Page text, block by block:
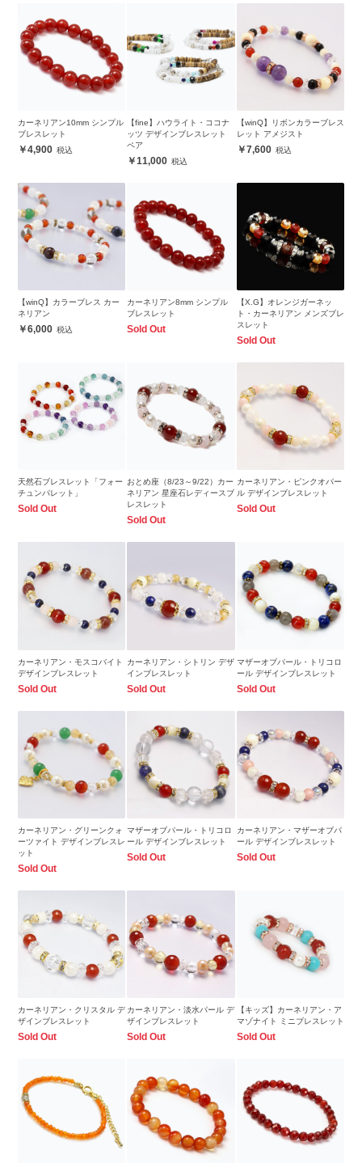
カーネリアン10mm シンプル
ブレスレット
4,900
【fine】ハウライト・ココナ
ッツ デザインブレスレット
ペア
11,000
【winQ】リボンカラーブレス
レット アメジスト
7,600
【winQ】カラーブレス カー
ネリアン
6,000
カーネリアン8mm シンプル
ブレスレット
Sold Out
【X.G】オレンジガーネッ
ト・カーネリアン メンズブレ
スレット
Sold Out
天然石ブレスレット「フォー
チュンパレット」
Sold Out
おとめ座（8/23～9/22）カー
ネリアン 星座石レディースブ
レスレット
Sold Out
カーネリアン・ピンクオパー
ル デザインブレスレット
Sold Out
カーネリアン・モスコバイト
デザインブレスレット
Sold Out
カーネリアン・シトリン デザ
インブレスレット
Sold Out
マザーオブパール・トリコロ
ール デザインブレスレット
Sold Out
カーネリアン・グリーンクォ
ーツァイト デザインブレスレ
ット
Sold Out
マザーオブパール・トリコロ
ール デザインブレスレット
Sold Out
カーネリアン・マザーオブパ
ール デザインブレスレット
Sold Out
カーネリアン・クリスタル デ
ザインブレスレット
Sold Out
カーネリアン・淡水パール デ
ザインブレスレット
Sold Out
【キッズ】カーネリアン・ア
マゾナイト ミニブレスレット
Sold Out